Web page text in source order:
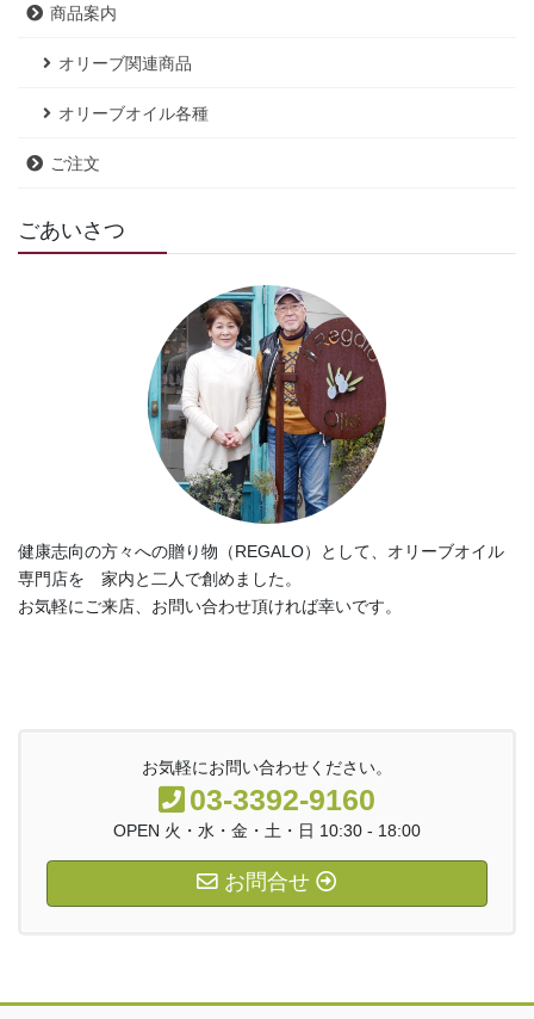
商品案内
オリーブ関連商品
オリーブオイル各種
ご注文
ごあいさつ
健康志向の方々への贈り物（REGALO）として、オリーブオイル
専門店を 家内と二人で創めました。
お気軽にご来店、お問い合わせ頂ければ幸いです。
お気軽にお問い合わせください。
03-3392-9160
OPEN 火・水・金・土・日 10:30 - 18:00
お問合せ